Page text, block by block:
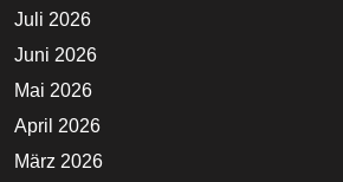
Juli 2026
Juni 2026
Mai 2026
April 2026
März 2026